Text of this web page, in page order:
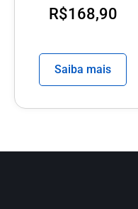
R$168,90
Saiba mais